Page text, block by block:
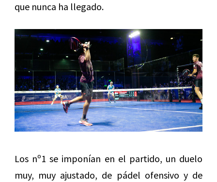
que nunca ha llegado.
Los nº1 se imponían en el partido, un duelo
muy, muy ajustado, de pádel ofensivo y de